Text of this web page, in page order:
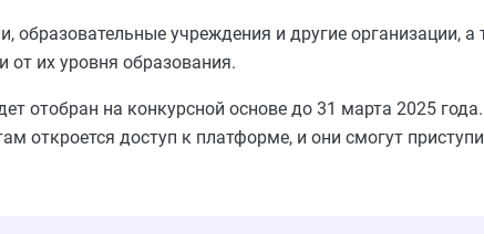
образовательные учреждения и другие организации, а
от их уровня образования.
отобран на конкурсной основе до 31 марта 2025
откроется доступ к платформе, и они смогут